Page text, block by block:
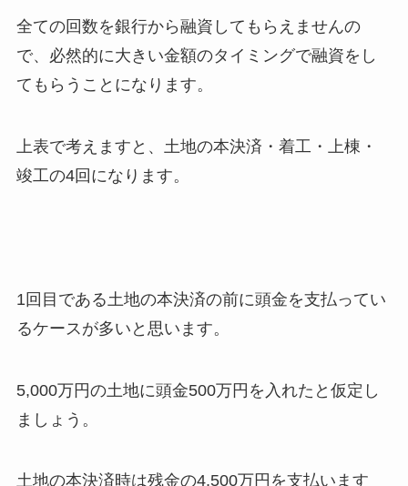
全ての回数を銀行から融資してもらえませんの
で、必然的に大きい金額のタイミングで融資をし
てもらうことになります。
上表で考えますと、土地の本決済・着工・上棟・
竣工の4回になります。
1回目である土地の本決済の前に頭金を支払ってい
るケースが多いと思います。
5,000万円の土地に頭金500万円を入れたと仮定し
ましょう。
土地の本決済時は残金の4,500万円を支払います